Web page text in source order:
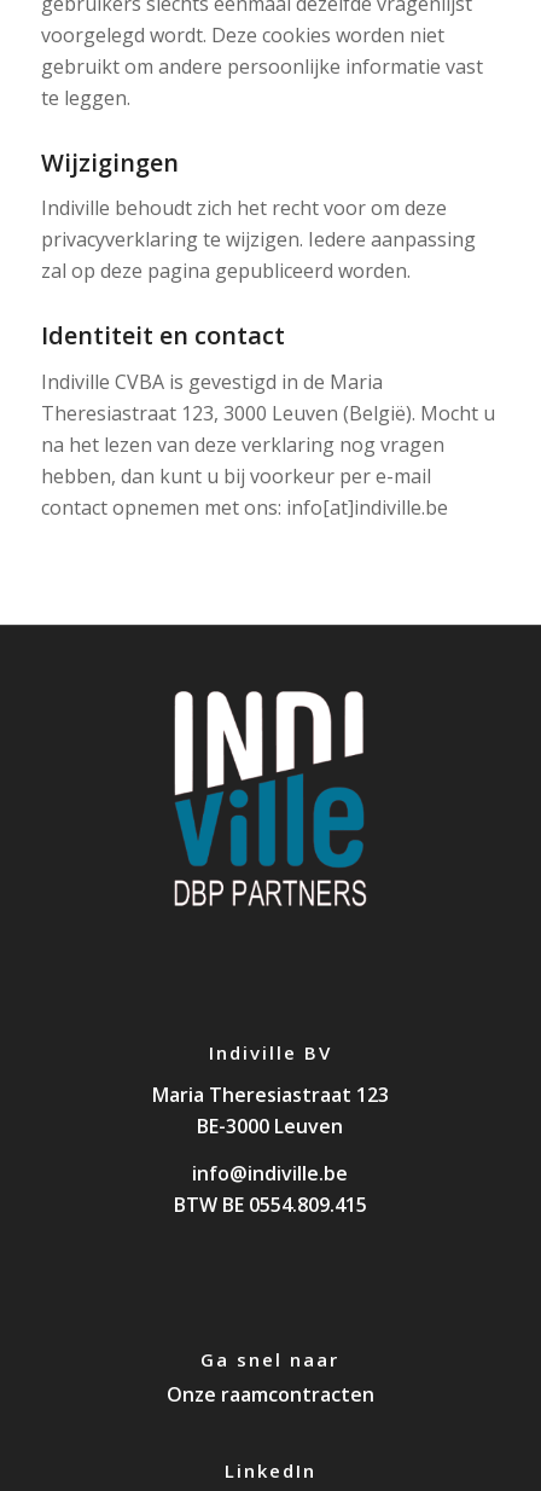
voorgelegd wordt. Deze cookies worden niet
gebruikt om andere persoonlijke informatie vast
te leggen.
Wijzigingen
Indiville behoudt zich het recht voor om deze
privacyverklaring te wijzigen. Iedere aanpassing
zal op deze pagina gepubliceerd worden.
Identiteit en contact
Indiville CVBA is gevestigd in de Maria
Theresiastraat 123, 3000 Leuven (België). Mocht u
na het lezen van deze verklaring nog vragen
hebben, dan kunt u bij voorkeur per e-mail
contact opnemen met ons: info[at]indiville.be
Indiville BV
Maria Theresiastraat 123
BE-3000 Leuven
info@indiville.be
BTW BE 0554.809.415
Ga snel naar
Onze raamcontracten
LinkedIn